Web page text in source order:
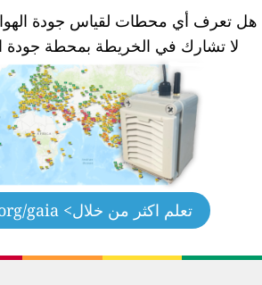
هل تعرف أي محطات لقياس جودة
لا تشارك في الخريطة بمحطة جودة
تعلم اكثر من خلال > aqicn.org/gaia/ <